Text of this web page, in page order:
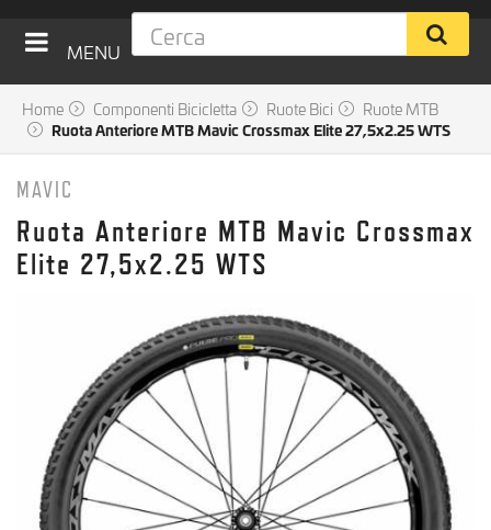
MENU
Home Componenti Bicicletta Ruote Bici Ruote MTB
Ruota Anteriore MTB Mavic Crossmax Elite 27,5x2.25 WTS
MAVIC
Ruota Anteriore MTB Mavic Crossmax
Elite 27,5x2.25 WTS